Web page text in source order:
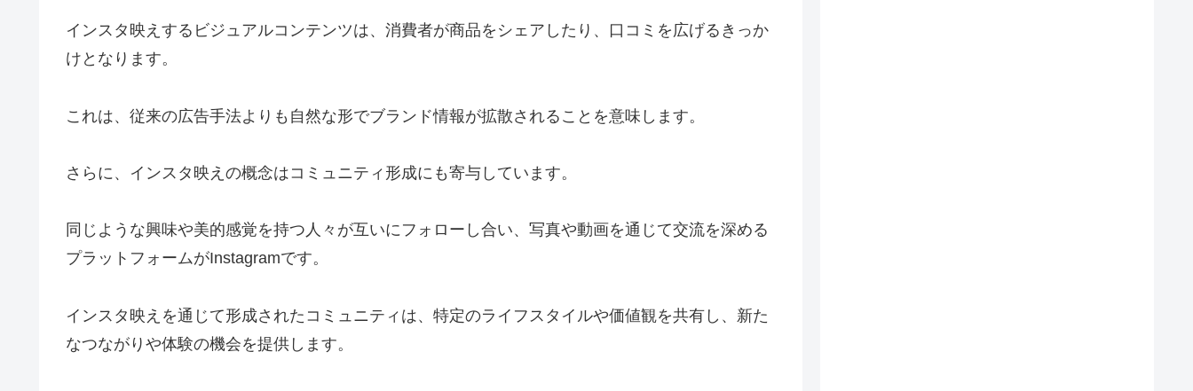
インスタ映えするビジュアルコンテンツは、消費者が商品をシェアしたり、口コミを広げるきっか
けとなります。
これは、従来の広告手法よりも自然な形でブランド情報が拡散されることを意味します。
さらに、インスタ映えの概念はコミュニティ形成にも寄与しています。
同じような興味や美的感覚を持つ人々が互いにフォローし合い、写真や動画を通じて交流を深める
プラットフォームがInstagramです。
インスタ映えを通じて形成されたコミュニティは、特定のライフスタイルや価値観を共有し、新た
なつながりや体験の機会を提供します。